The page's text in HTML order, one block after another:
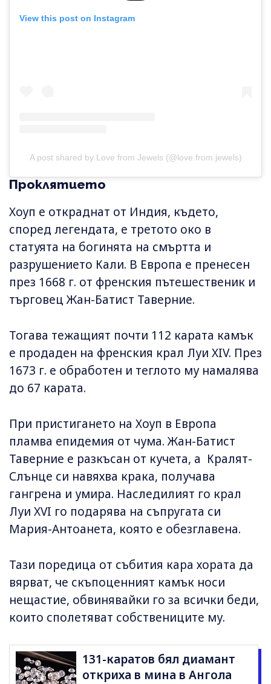
View this post on Instagram
A post shared by Love from Jewels (@love.from.jewels)
Проклятието
Хоуп е откраднат от Индия, където,
според легендата, е третото око в
статуята на богинята на смъртта и
разрушението Кали. В Европа е пренесен
през 1668 г. от френския пътешественик и
търговец Жан-Батист Таверние.
Тогава тежащият почти 112 карата камък
е продаден на френския крал Луи XIV. През
1673 г. е обработен и теглото му намалява
до 67 карата.
При пристигането на Хоуп в Европа
пламва епидемия от чума. Жан-Батист
Таверние е разкъсан от кучета, а Кралят-
Слънце си навяхва крака, получава
гангрена и умира. Наследилият го крал
Луи XVI го подарява на съпругата си
Мария-Антоанета, която е обезглавена.
Тази поредица от събития кара хората да
вярват, че скъпоценният камък носи
нещастие, обвинявайки го за всички беди,
които сполетяват собствениците му.
131-каратов бял диамант
откриха в мина в Ангола